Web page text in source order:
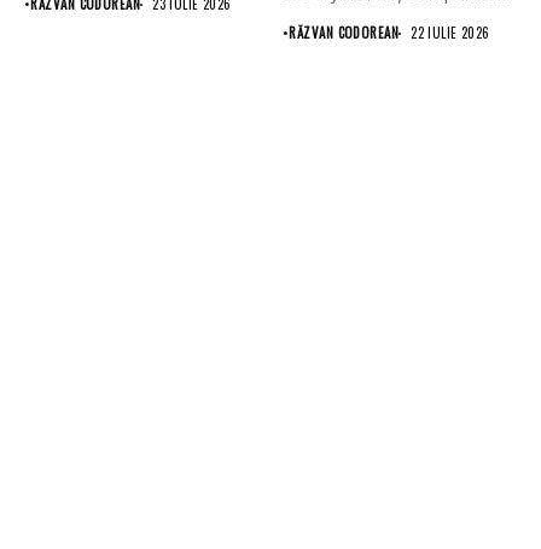
•RĂZVAN CODOREAN 23 IULIE 2026
•RĂZVAN CODOREAN 22 IULIE 2026